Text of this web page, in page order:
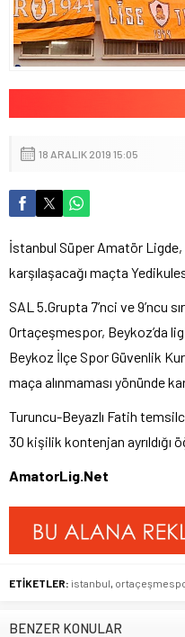
18 ARALIK 2019 15:05
İstanbul Süper Amatör
karşılaşacağı maçta
SAL 5.Grupta 7’nci ve 9’ncu
Ortaçeşmespor, Beykoz’da
Beykoz İlçe Spor Güvenlik
maça alınmaması yönünde
Turuncu-Beyazlı Fatih
30 kişilik kontenjan ayrıldığı
AmatorLig.Net
ETİKETLER: istanbul
BENZER KONULAR